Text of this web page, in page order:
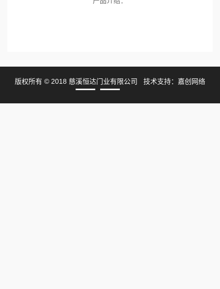
版权所有 © 2018 慈溪恒达门业有限公司 技术支持： 嘉创网络